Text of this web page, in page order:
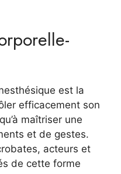
est la
efficacement son
maîtriser une
et de gestes.
acteurs et
de cette forme